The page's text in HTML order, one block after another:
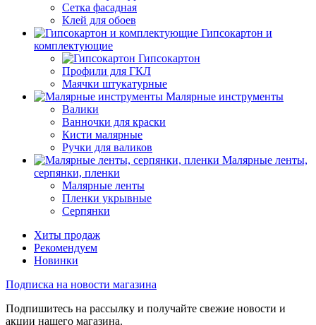
Сетка фасадная
Клей для обоев
Гипсокартон и
комплектующие
Гипсокартон
Профили для ГКЛ
Маячки штукатурные
Малярные инструменты
Валики
Ванночки для краски
Кисти малярные
Ручки для валиков
Малярные ленты,
серпянки, пленки
Малярные ленты
Пленки укрывные
Серпянки
Хиты продаж
Рекомендуем
Новинки
Подписка на новости магазина
Подпишитесь на рассылку и получайте свежие новости и
акции нашего магазина.